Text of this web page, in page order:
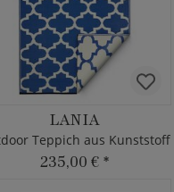
LANIA
Teppich aus Kunststoff
235,00 € *